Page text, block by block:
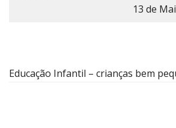
13 de
Educação Infantil – crianças bem